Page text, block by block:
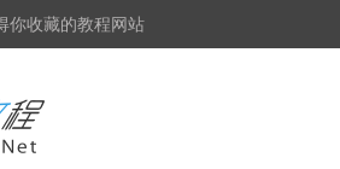
你收藏的教程网站